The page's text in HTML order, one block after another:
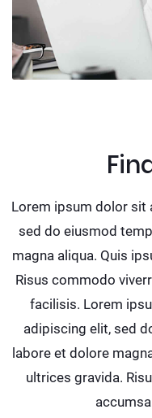
Lorem ipsum dolor sit
sed do eiusmod
magna aliqua. Quis
Risus commodo
facilisis. Lorem
adipiscing elit, sed
labore et dolore
ultrices gravida.